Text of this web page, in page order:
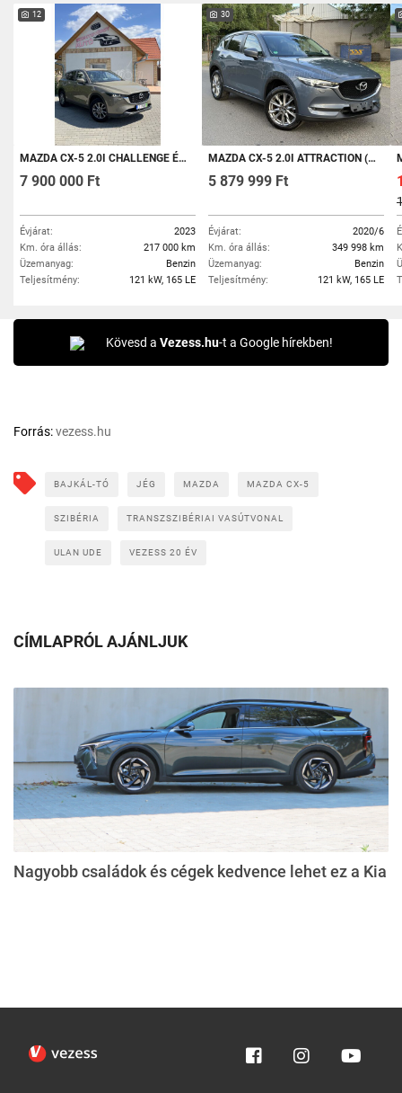
12
MAZDA CX-5 2.0I CHALLENGE ÉRDEMES MEGNÉZNI!
7 900 000 Ft
Évjárat:
2023
Km. óra állás:
217 000 km
Üzemanyag:
Benzin
Teljesítmény:
121 kW, 165 LE
30
MAZDA CX-5 2.0I ATTRACTION (AUTOMATA) S.MENTES!HUD!360-AS KAMERA!ŰLÉS-KORMÁNYFŰTÉS!LED!BOSE!VÉGIG-MAZDÁBAN-SZERVIZELT!
5 879 999 Ft
Évjárat:
2020/6
Km. óra állás:
349 998 km
Üzemanyag:
Benzin
Teljesítmény:
121 kW, 165 LE
Kövesd a Vezess.hu-t a Google hírekben!
Forrás:vezess.hu
BAJKÁL-TÓ JÉG MAZDA MAZDA CX-5
SZIBÉRIA TRANSZSZIBÉRIAI VASÚTVONAL
ULAN UDE VEZESS 20 ÉV
CÍMLAPRÓL AJÁNLJUK
Nagyobb családok és cégek kedvence lehet ez a Kia